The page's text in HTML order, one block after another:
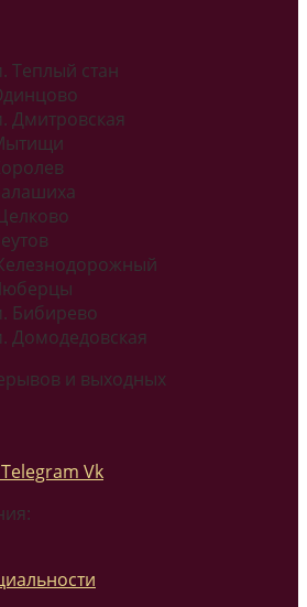
Теплый стан
Дмитровская
Бибирево
Домодедовская
и выходных
Telegram Vk